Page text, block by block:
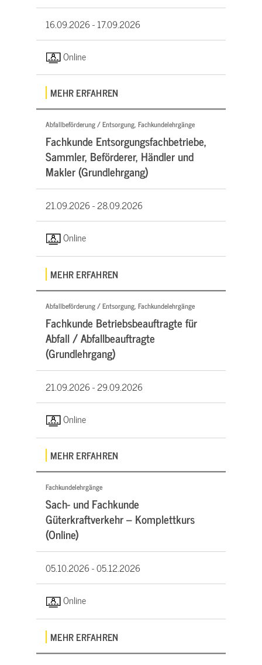
16.09.2026 -17.09.2026
Online
MEHR ERFAHREN
Abfallbeförderung / Entsorgung, Fachkundelehrgänge
Fachkunde Entsorgungsfachbetriebe,
Sammler, Beförderer, Händler und
Makler (Grundlehrgang)
21.09.2026 -28.09.2026
Online
MEHR ERFAHREN
Abfallbeförderung / Entsorgung, Fachkundelehrgänge
Fachkunde Betriebsbeauftragte für
Abfall / Abfallbeauftragte
(Grundlehrgang)
21.09.2026 -29.09.2026
Online
MEHR ERFAHREN
Fachkundelehrgänge
Sach- und Fachkunde
Güterkraftverkehr – Komplettkurs
(Online)
05.10.2026 -05.12.2026
Online
MEHR ERFAHREN